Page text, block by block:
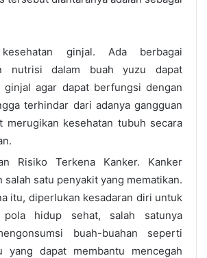
ginjal. Ada berbagai
nutrisi dalam buah yuzu dapat
ginjal agar dapat berfungsi dengan
terhindar dari adanya gangguan
merugikan kesehatan tubuh secara
Risiko Terkena Kanker. Kanker
salah satu penyakit yang mematikan.
itu, diperlukan kesadaran diri untuk
pola hidup sehat, salah satunya
buah-buahan seperti
yang dapat membantu mencegah